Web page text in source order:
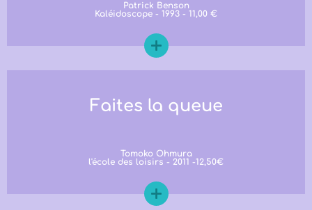
Patrick Benson
Kaléidoscope - 1993 - 11,00 €
Faites la queue
Tomoko Ohmura
l'école des loisirs - 2011 -12,50€